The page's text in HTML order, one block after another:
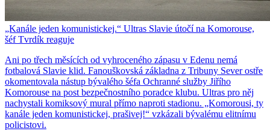
„Kanále jeden komunistickej.“ Ultras Slavie útočí na Komorouse,
šéf Tvrdík reaguje
Ani po třech měsících od vyhroceného zápasu v Edenu nemá
fotbalová Slavie klid. Fanouškovská základna z Tribuny Sever ostře
okomentovala nástup bývalého šéfa Ochranné služby Jiřího
Komorouse na post bezpečnostního poradce klubu. Ultras pro něj
nachystali komiksový mural přímo naproti stadionu. „Komorousi, ty
kanále jeden komunistickej, prašivej!“ vzkázali bývalému elitnímu
policistovi.